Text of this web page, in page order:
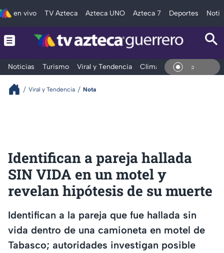
en vivo TV Azteca Azteca UNO Azteca 7 Deportes
Noticias Turismo Viral y Tendencia Clima Deportes En
Viral y Tendencia Nota
Identifican a pareja hallada
SIN VIDA en un motel y
revelan hipótesis de su muerte
Identifican a la pareja que fue hallada sin
vida dentro de una camioneta en motel de
Tabasco; autoridades investigan posible